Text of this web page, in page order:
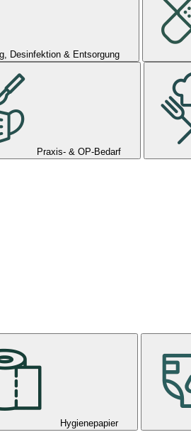
Desinfektion & Entsorgung
Praxis- & OP-Bedarf
Hygienepapier